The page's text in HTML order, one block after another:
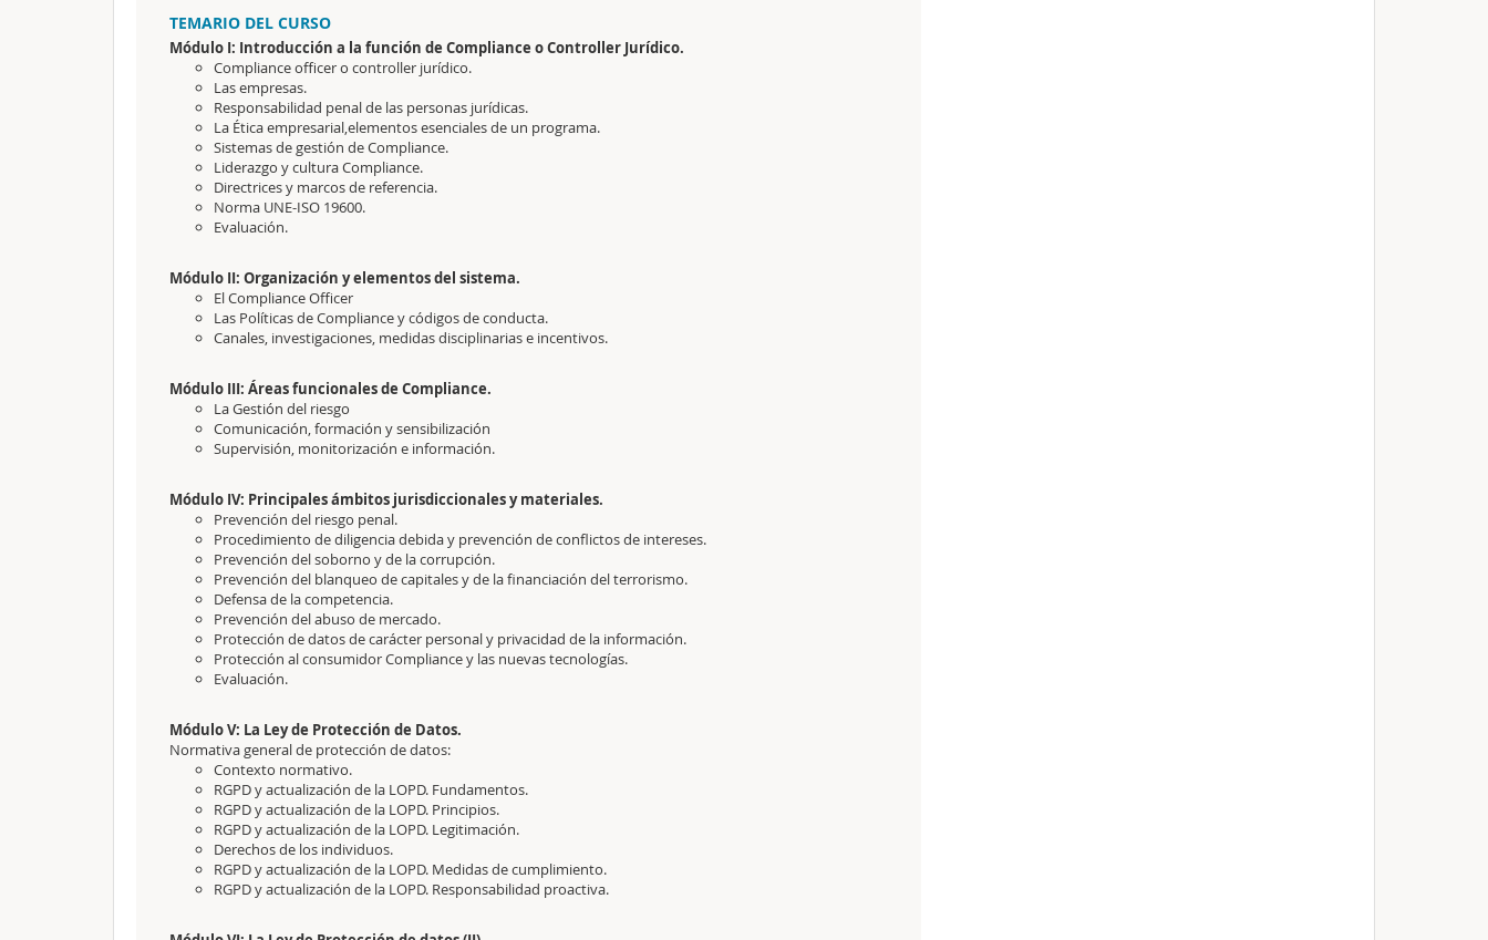
TEMARIO DEL CURSO
Módulo I: Introducción a la función de Compliance o Controller Jurídico.
Compliance officer o controller jurídico.
Las empresas.
Responsabilidad penal de las personas jurídicas.
La Ética empresarial,elementos esenciales de un programa.
Sistemas de gestión de Compliance.
Liderazgo y cultura Compliance.
Directrices y marcos de referencia.
Norma UNE-ISO 19600.
Evaluación.
Módulo II: Organización y elementos del sistema.
El Compliance Officer
Las Políticas de Compliance y códigos de conducta.
Canales, investigaciones, medidas disciplinarias e incentivos.
Módulo III: Áreas funcionales de Compliance.
La Gestión del riesgo
Comunicación, formación y sensibilización
Supervisión, monitorización e información.
Módulo IV: Principales ámbitos jurisdiccionales y materiales.
Prevención del riesgo penal.
Procedimiento de diligencia debida y prevención de conflictos de intereses.
Prevención del soborno y de la corrupción.
Prevención del blanqueo de capitales y de la financiación del terrorismo.
Defensa de la competencia.
Prevención del abuso de mercado.
Protección de datos de carácter personal y privacidad de la información.
Protección al consumidor Compliance y las nuevas tecnologías.
Evaluación.
Módulo V: La Ley de Protección de Datos.
Normativa general de protección de datos:
Contexto normativo.
RGPD y actualización de la LOPD. Fundamentos.
RGPD y actualización de la LOPD. Principios.
RGPD y actualización de la LOPD. Legitimación.
Derechos de los individuos.
RGPD y actualización de la LOPD. Medidas de cumplimiento.
RGPD y actualización de la LOPD. Responsabilidad proactiva.